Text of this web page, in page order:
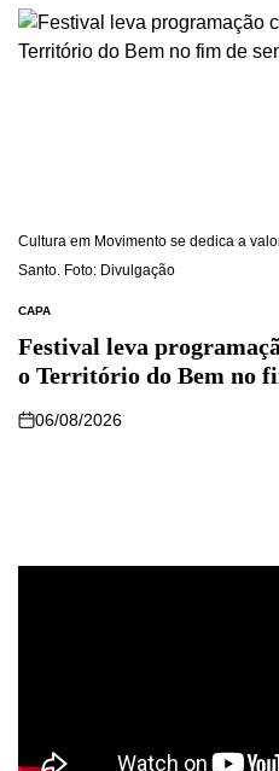
Cultura em Movimento se dedica a
Santo. Foto: Divulgação
CAPA
Festival leva
o Território do Bem no
06/08/2026